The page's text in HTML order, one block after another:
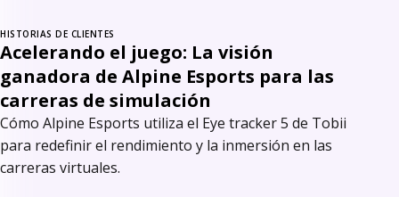
HISTORIAS DE CLIENTES
Acelerando el juego: La visión
ganadora de Alpine Esports para las
carreras de simulación
Cómo Alpine Esports utiliza el Eye tracker 5 de Tobii
para redefinir el rendimiento y la inmersión en las
carreras virtuales.